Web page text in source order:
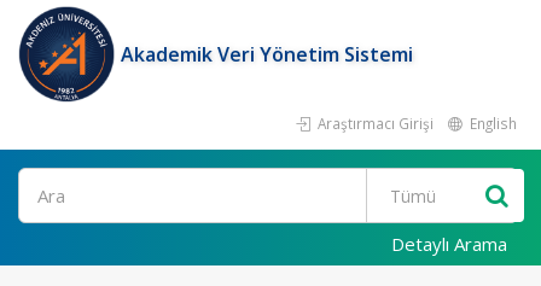
Akademik Veri Yönetim Sistemi
Araştırmacı Girişi English
Ara
Detaylı Arama